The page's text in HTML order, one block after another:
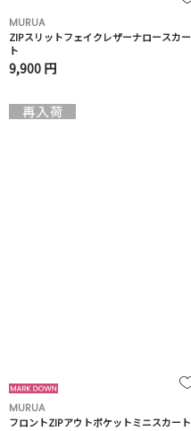
MURUA
ZIPスリットフェイクレザーナロースカー
ト
9,900 円
MURUA
フロントZIPアウトポケットミニスカート